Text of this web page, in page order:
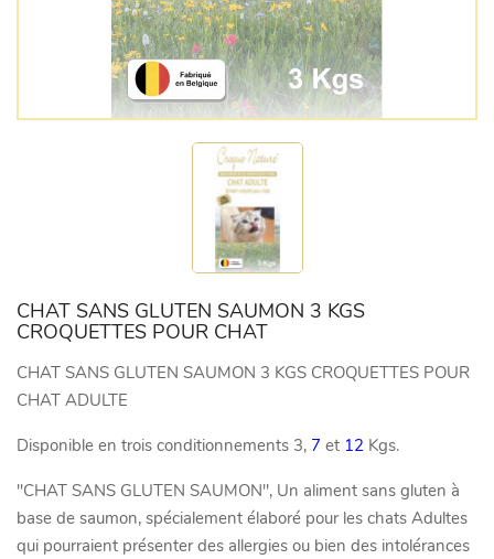
CHAT SANS GLUTEN SAUMON 3 KGS
CROQUETTES POUR CHAT
CHAT SANS GLUTEN SAUMON 3 KGS CROQUETTES POUR
CHAT ADULTE
Disponible en trois conditionnements 3, 7 et 12 Kgs.
"CHAT SANS GLUTEN SAUMON", Un aliment sans gluten à
base de saumon, spécialement élaboré pour les chats Adultes
qui pourraient présenter des allergies ou bien des intolérances